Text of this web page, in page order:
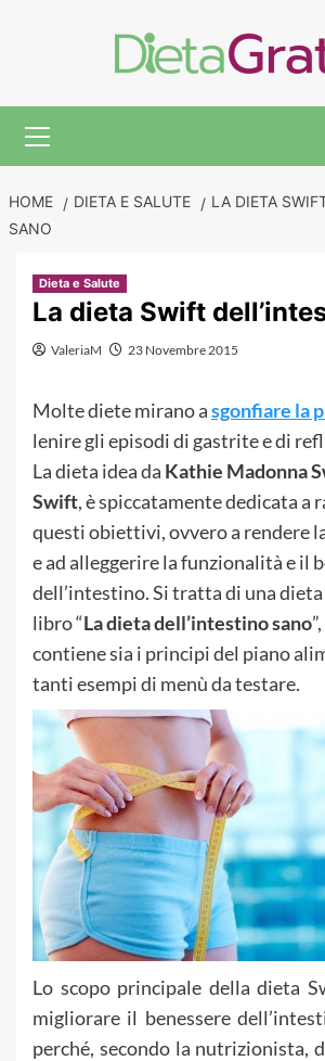
Menu
HOME DIETA E SALUTE
LA DIETA
SANO
Dieta e Salute
La dieta Swift
ValeriaM 23 Novembre 2015
Molte diete mirano asgonfiare la
lenire gli episodi di gastrite e di
La dieta idea da Kathie Madonna
Swift, è spiccatamente dedicata a
questi obiettivi, ovvero a rendere
e ad alleggerire la funzionalità e il
dell’intestino. Si tratta di una
libro “La dieta dell’intestino sano
contiene sia i principi del piano
tanti esempi di menù da testare.
Lo scopo principale della dieta
migliorare il benessere
perché, secondo la nutrizionista,